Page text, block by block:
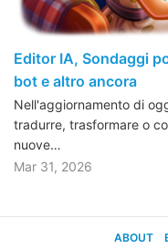
Editor IA, Sondaggi
bot e altro ancora
Nell'aggiornamento di
tradurre, trasformare o
nuove…
Mar 31, 2026
ABOUT